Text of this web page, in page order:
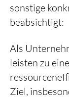
sonstige
beabsichtigt:
Als
leisten zu
Ziel,